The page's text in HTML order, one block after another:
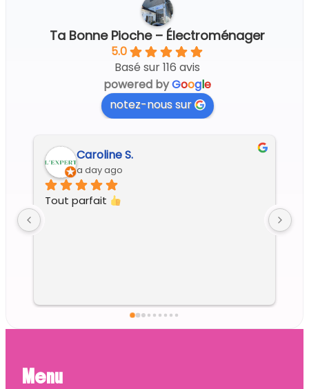
Ta Bonne Pioche – Électroménager
5.0
Basé sur 116 avis
powered byGoogle
notez-nous sur
Regine G.
5 days ago
Menu